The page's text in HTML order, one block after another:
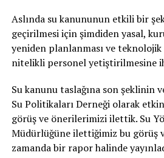
Aslında su kanununun etkili bir
geçirilmesi için şimdiden yasal,
yeniden planlanması ve
nitelikli personel yetiştirilmesine
Su kanunu taslağına son şeklinin
Su Politikaları Derneği olarak
görüş ve önerilerimizi ilettik. Su
Müdürlüğüne ilettiğimiz bu görüş
zamanda bir rapor halinde